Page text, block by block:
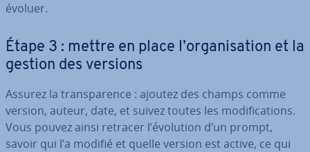
évoluer.
Étape 3 : mettre en place l’or­ga­ni­sa­tion et la
gestion des versions
Assurez la trans­pa­rence : ajoutez des champs comme
version, auteur, date, et suivez toutes les mo­di­fi­ca­tions.
Vous pouvez ainsi retracer l’évolution d’un prompt,
savoir qui l’a modifié et quelle version est active, ce qui